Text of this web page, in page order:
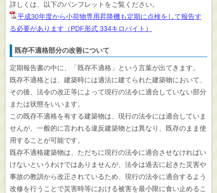
詳しくは、以下のパンフレットをご覧ください。
平成30年度から小荷物専用昇降機も定期に点検をして報告す
る必要があります（PDF形式 334キロバイト）
既存不適格部分の改善について
定期報告書の中に、「既存不適格」という言葉が出てきます。
既存不適格とは、建築時には適法に建てられた建築物において、
その後、法令の改正等によって現行の法令に適合していない部分
または状態をいいます。
この既存不適格を有する建築物は、現行の法令には適合していま
せんが、一般的に言われる違反建築物とは異なり、既存のまま使
用することが可能です。
既存不適格建築物は、ただちに現行の法令に適合させなければい
けないというわけではありませんが、法令は過去に起きた災害や
事故の教訓から改正されているため、現行の法令に適合するよう
改修を行うことで災害時等における被害を最小限に食い止めるこ